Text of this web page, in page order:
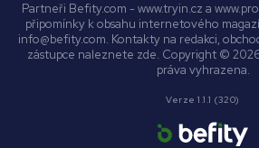
Partneři Befity.com - www.tryin.cz a
připomínky k obsahu internetového
info@befity.com. Kontakty na redakci,
zástupce naleznete zde. Copyright ©
práva vyhrazena.
Verze 1.1.1 (320)